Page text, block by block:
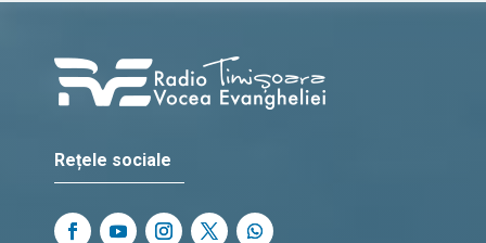
Rețele sociale